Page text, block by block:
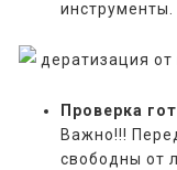
инструменты.
Проверка
Важно!!!
свободны от